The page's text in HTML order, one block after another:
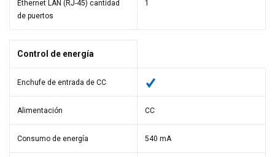
Ethernet LAN (RJ-45) cantidad
de puertos
1
Control de energía
Enchufe de entrada de CC
Alimentación CC
Consumo de energía 540 mA